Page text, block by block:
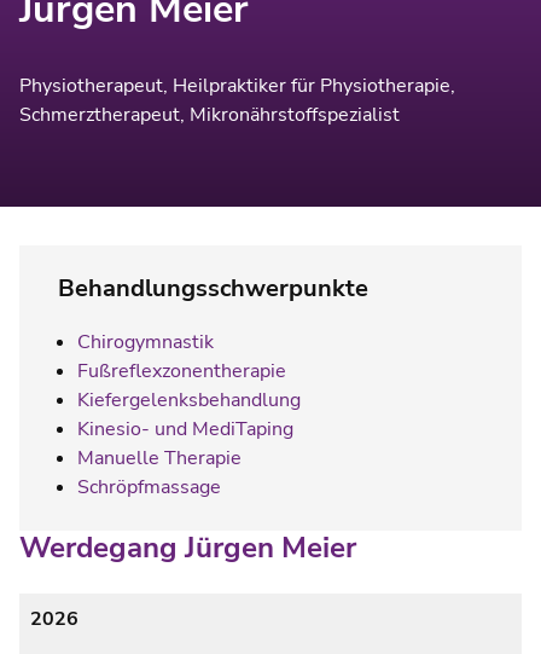
Physiotherapeut, Heilpraktiker für Physiotherapie,
Schmerztherapeut, Mikronährstoffspezialist
Werdegang Jürgen Meier
2026
Behandlungsschwerpunkte
Chirogymnastik
Fußreflexzonentherapie
Kiefergelenksbehandlung
Kinesio- und MediTaping
Manuelle Therapie
Schröpfmassage